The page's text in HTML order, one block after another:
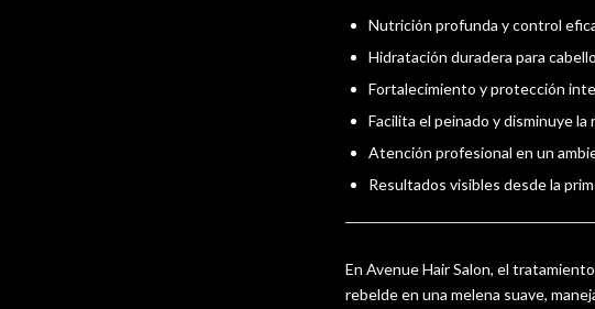
Nutrición profunda y control
Hidratación duradera para
Fortalecimiento y protección
Facilita el peinado y disminuye la
Atención profesional en un
Resultados visibles desde la
En Avenue Hair Salon, el
rebelde en una melena suave,